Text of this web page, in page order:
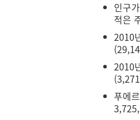
인구
적은
2010
2010
푸에